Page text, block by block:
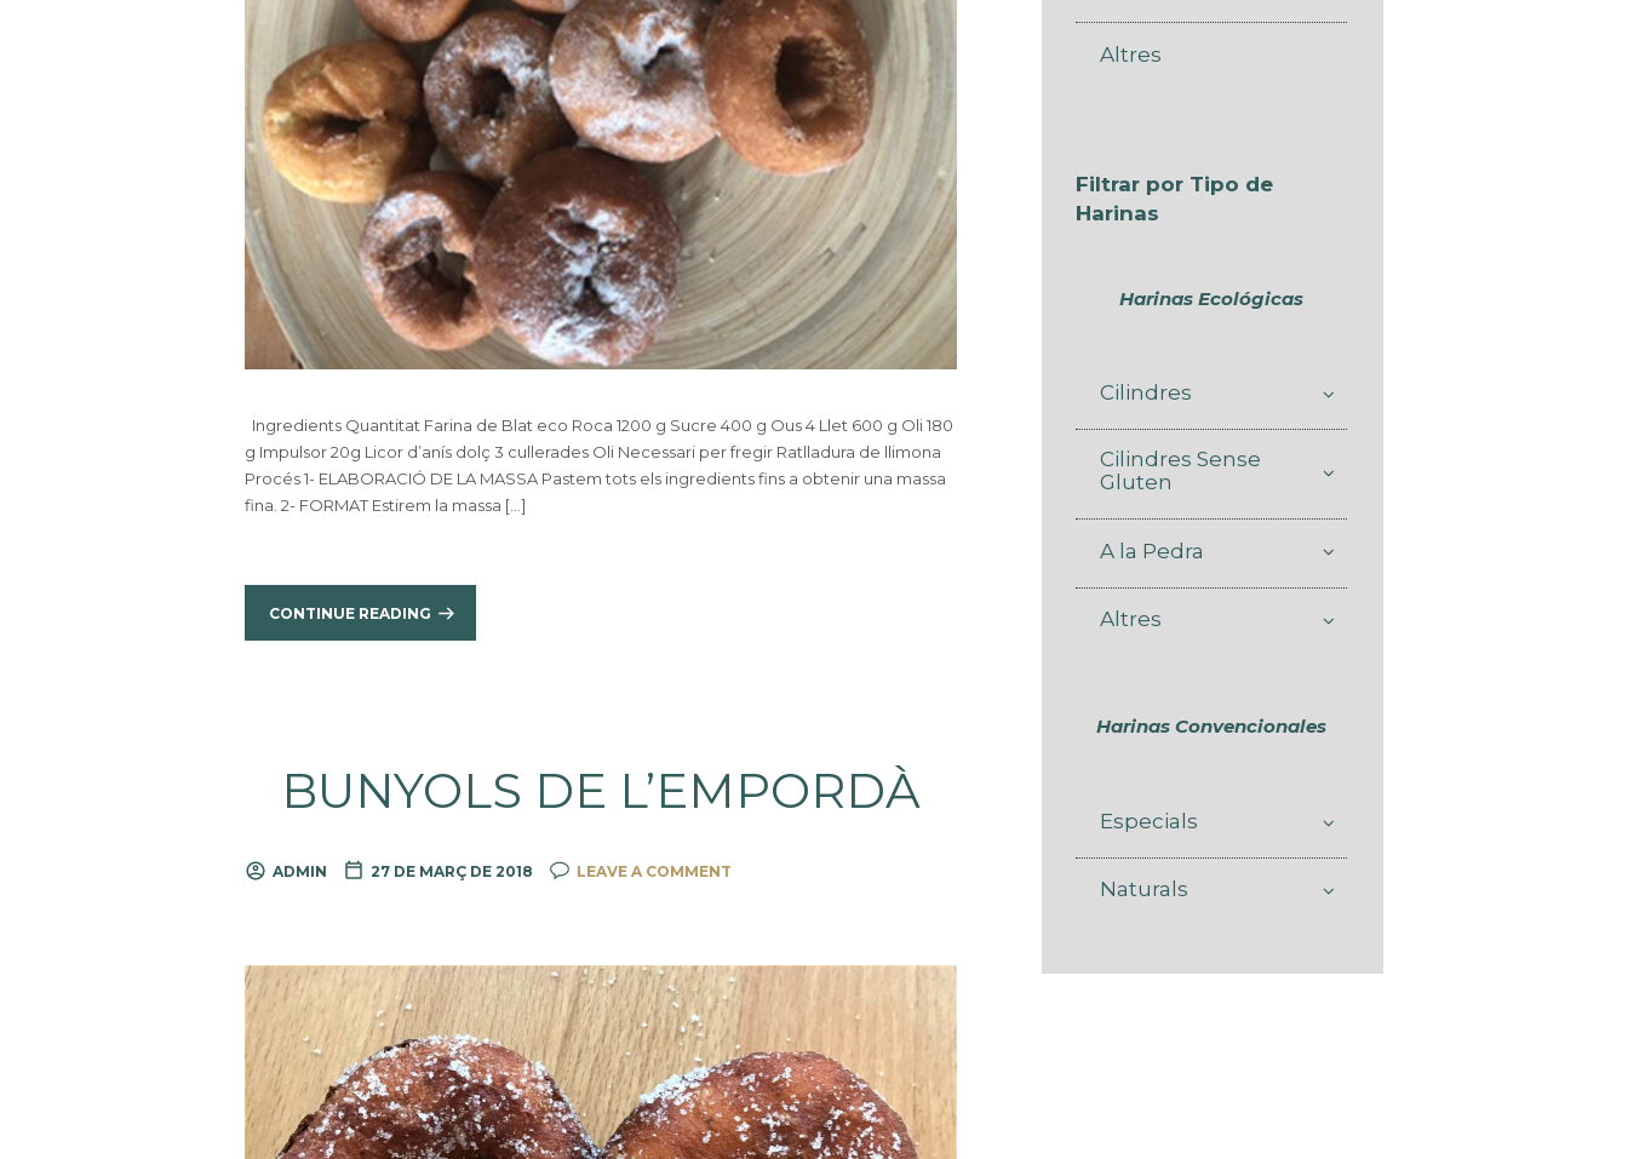
Ingredients Quantitat Farina de Blat eco Roca 1200 g Sucre 400 g Ous 4 Llet 600 g Oli 180
g Impulsor 20g Licor d’anís dolç 3 cullerades Oli Necessari per fregir Ratlladura de llimona
Procés 1- ELABORACIÓ DE LA MASSA Pastem tots els ingredients fins a obtenir una massa
fina. 2- FORMAT Estirem la massa […]
CONTINUE READING
BUNYOLS DE L’EMPORDÀ
ADMIN 27 DE MARÇ DE 2018 LEAVE A COMMENT
Altres
Filtrar por Tipo de
Harinas
Harinas Ecológicas
Cilindres
Cilindres Sense
Gluten
A la Pedra
Altres
Harinas Convencionales
Especials
Naturals